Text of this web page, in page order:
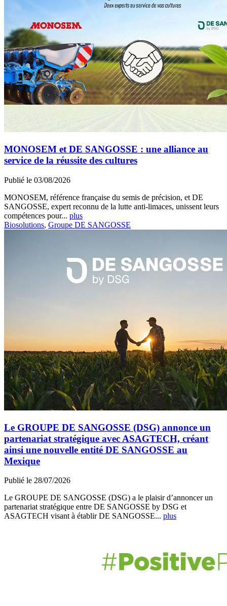
MONOSEM et DE SANGOSSE : une alliance au
service de la réussite des cultures
Publié le 03/08/2026
MONOSEM, référence française du semis de précision, et DE
SANGOSSE, expert reconnu de la lutte anti-limaces, unissent leurs
compétences pour... plus
Biosolutions, Groupe DE SANGOSSE
Le GROUPE DE SANGOSSE (DSG) annonce un
partenariat stratégique avec ASAGTECH, créant
ainsi une nouvelle entité DE SANGOSSE au
Mexique
Publié le 28/07/2026
Le GROUPE DE SANGOSSE (DSG) a le plaisir d’annoncer un
partenariat stratégique entre DE SANGOSSE by DSG et
ASAGTECH visant à établir DE SANGOSSE... plus